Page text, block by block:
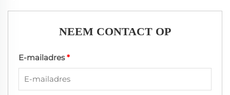
NEEM CONTACT OP
E-mailadres*